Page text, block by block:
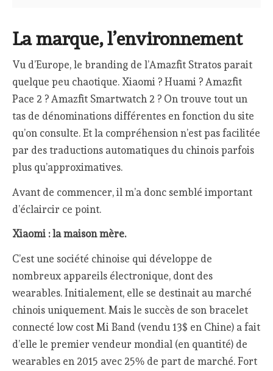
La marque, l’environnement
Vu d’Europe, le branding de l’Amazfit Stratos parait
quelque peu chaotique. Xiaomi ? Huami ? Amazfit
Pace 2 ? Amazfit Smartwatch 2 ? On trouve tout un
tas de dénominations différentes en fonction du site
qu’on consulte. Et la compréhension n’est pas facilitée
par des traductions automatiques du chinois parfois
plus qu’approximatives.
Avant de commencer, il m’a donc semblé important
d’éclaircir ce point.
Xiaomi : la maison mère.
C’est une société chinoise qui développe de
nombreux appareils électronique, dont des
wearables. Initialement, elle se destinait au marché
chinois uniquement. Mais le succès de son bracelet
connecté low cost Mi Band (vendu 13$ en Chine) a fait
d’elle le premier vendeur mondial (en quantité) de
wearables en 2015 avec 25% de part de marché. Fort